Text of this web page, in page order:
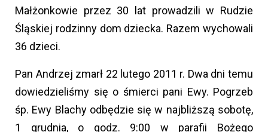
Małżonkowie przez 30 lat prowadzili w Rudzie
Śląskiej rodzinny dom dziecka. Razem wychowali
36 dzieci.
Pan Andrzej zmarł 22 lutego 2011 r. Dwa dni temu
dowiedzieliśmy się o śmierci pani Ewy. Pogrzeb
śp. Ewy Blachy odbędzie się w najbliższą sobotę,
1 grudnia, o godz. 9:00 w parafii Bożego